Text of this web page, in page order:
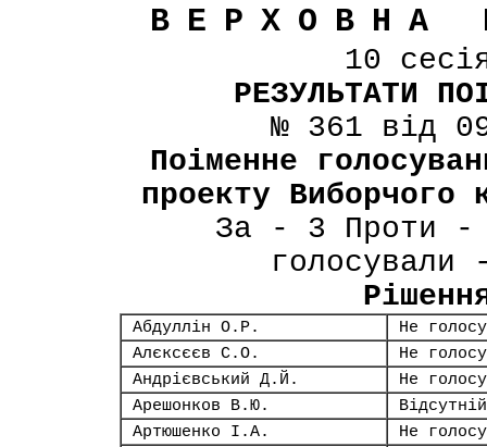
ВЕРХОВНА
10
РЕЗУЛЬТАТИ
№ 361 від
Поіменне
проекту Виборчого
За - 3 Проти -
Абдуллін О.Р.
Не
Алєксєєв С.О.
Не
Андрієвський Д.Й.
Не
Арешонков В.Ю.
Відсутній
Артюшенко І.А.
Не